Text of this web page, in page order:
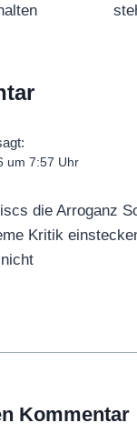
um 7:57 Uhr
die Arroganz
Kritik
Kommentar